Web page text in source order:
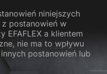
niniejszych
postanowień w
EFAFLEX a klientem
nie ma to wpływu
postanowień lub